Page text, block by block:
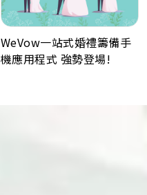
WeVow一站式婚禮籌備手
機應用程式 強勢登場!